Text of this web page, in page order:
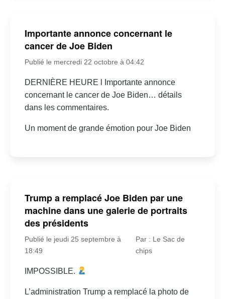
Importante annonce concernant le
cancer de Joe Biden
Publié le mercredi 22 octobre à 04:42
DERNIÈRE HEURE l Importante annonce
concernant le cancer de Joe Biden… détails
dans les commentaires.
Un moment de grande émotion pour Joe Biden
Trump a remplacé Joe Biden par une
machine dans une galerie de portraits
des présidents
Publié le jeudi 25 septembre à
18:49
Par : Le Sac de
chips
IMPOSSIBLE.
L’administration Trump a remplacé la photo de